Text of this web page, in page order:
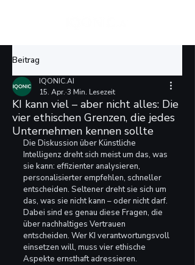
Beitrag
KI kann viel – aber nicht alles: Die
vier ethischen Grenzen, die jedes
Unternehmen kennen sollte
IQONIC.AI
15. Apr. 3 Min. Lesezeit
Die Diskussion über Künstliche
Intelligenz dreht sich meist um das, was
sie kann: effizienter analysieren,
personalisierter empfehlen, schneller
entscheiden. Seltener dreht sie sich um
das, was sie nicht kann – oder nicht darf.
Dabei sind es genau diese Fragen, die
über nachhaltiges Vertrauen
entscheiden. Wer KI verantwortungsvoll
einsetzen will, muss vier ethische
Aspekte ernsthaft adressieren.